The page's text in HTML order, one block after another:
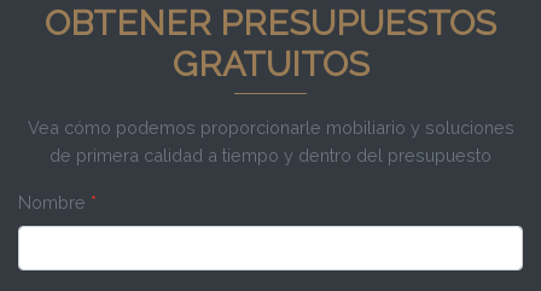
OBTENER PRESUPUESTOS
GRATUITOS
Vea cómo podemos proporcionarle mobiliario y soluciones
de primera calidad a tiempo y dentro del presupuesto
Nombre *